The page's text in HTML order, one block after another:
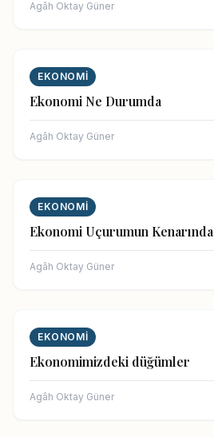
Agâh Oktay Güner
EKONOMI
Ekonomi Ne Durumda
Agâh Oktay Güner
EKONOMI
Ekonomi Uçurumun Kenarında
Agâh Oktay Güner
EKONOMI
Ekonomimizdeki düğümler
Agâh Oktay Güner